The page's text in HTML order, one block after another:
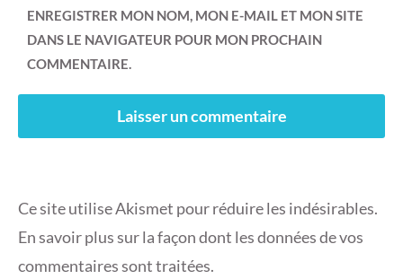
ENREGISTRER MON NOM, MON E-MAIL ET MON SITE
DANS LE NAVIGATEUR POUR MON PROCHAIN
COMMENTAIRE.
Ce site utilise Akismet pour réduire les indésirables.
En savoir plus sur la façon dont les données de vos
commentaires sont traitées.